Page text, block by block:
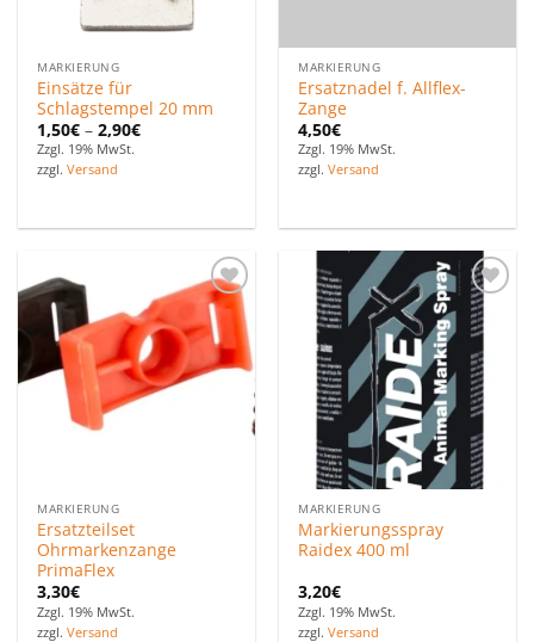
MARKIERUNG
Einsätze für
Schlagstempel 20 mm
1,50€ –2,90€
Zzgl. 19% MwSt.
zzgl.Versand
MARKIERUNG
Ersatznadel f. Allflex-
Zange
4,50€
Zzgl. 19% MwSt.
zzgl.Versand
Zu den
Favoriten
hinzufügen
MARKIERUNG
Ersatzteilset
Ohrmarkenzange
PrimaFlex
3,30€
Zzgl. 19% MwSt.
zzgl.Versand
Zu den
Favoriten
hinzufügen
MARKIERUNG
Markierungsspray
Raidex 400 ml
3,20€
Zzgl. 19% MwSt.
zzgl.Versand